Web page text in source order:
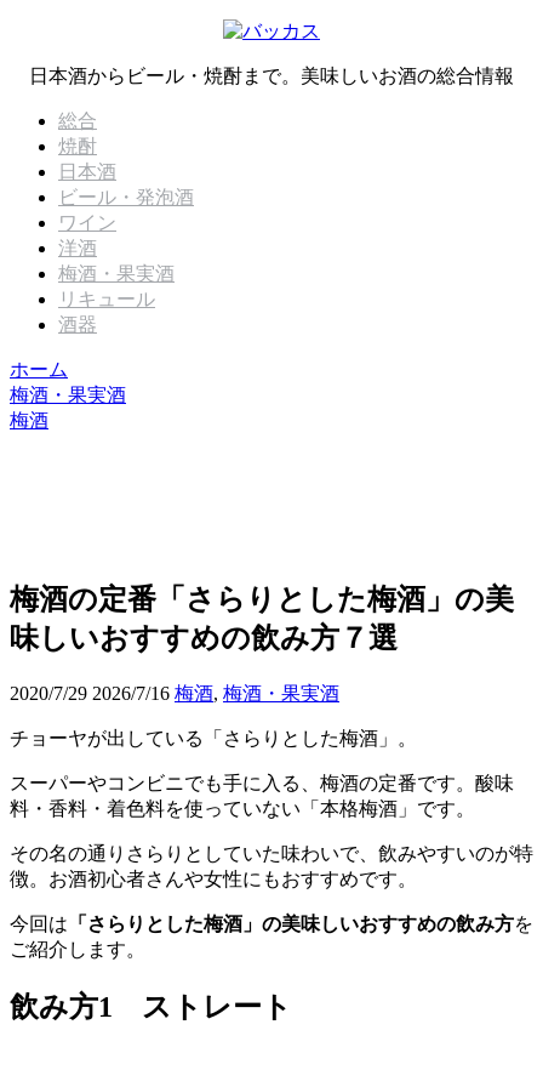
日本酒からビール・焼酎まで。美味しいお酒の総合情報
総合
焼酎
日本酒
ビール・発泡酒
ワイン
洋酒
梅酒・果実酒
リキュール
酒器
ホーム
梅酒・果実酒
梅酒
梅酒の定番「さらりとした梅酒」の美
味しいおすすめの飲み方７選
2020/7/29 2026/7/16 梅酒, 梅酒・果実酒
チョーヤが出している「さらりとした梅酒」。
スーパーやコンビニでも手に入る、梅酒の定番です。酸味
料・香料・着色料を使っていない「本格梅酒」です。
その名の通りさらりとしていた味わいで、飲みやすいのが特
徴。お酒初心者さんや女性にもおすすめです。
今回は 「さらりとした梅酒」の美味しいおすすめの飲み方を
ご紹介します。
飲み方1 ストレート